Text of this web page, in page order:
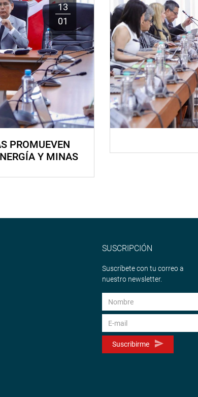
13
01
PROMUEVEN
Y MINAS
SUSCRIPCIÓN
Suscríbete con tu correo a
nuestro newsletter.
Suscribirme